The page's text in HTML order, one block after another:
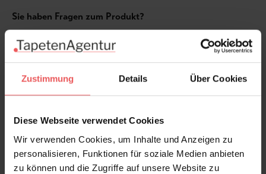
Zustimmung Details Über Cookies
Diese Webseite verwendet Cookies
Wir verwenden Cookies, um Inhalte und Anzeigen zu
personalisieren, Funktionen für soziale Medien anbieten
zu können und die Zugriffe auf unsere Website zu
Sie haben Fragen zum Produkt?
+49 (0)221 932 81 82
Produktgalerie überspringen
Varianten